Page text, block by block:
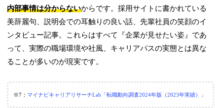
2026年3月23日
ユーザビリティを考慮して「転職エージェントの選び方」へのリン
クを追加しました
2026年3月23日
doda、マイナビジョブ20’sの3月23日時点の公開求人数を更新しま
した
2026年3月19日
内部事情は分からないからです。採用サイトに書かれている
美辞麗句、説明会での耳触りの良い話、先輩社員の笑顔のイ
ンタビュー記事。これらはすべて『企業が見せたい姿』であ
って、実際の職場環境や社風、キャリアパスの実態とは異な
ることが多いのが現実です。
※7： マイナビキャリアリサーチLab「転職動向調査2024年版（2023年実績）」